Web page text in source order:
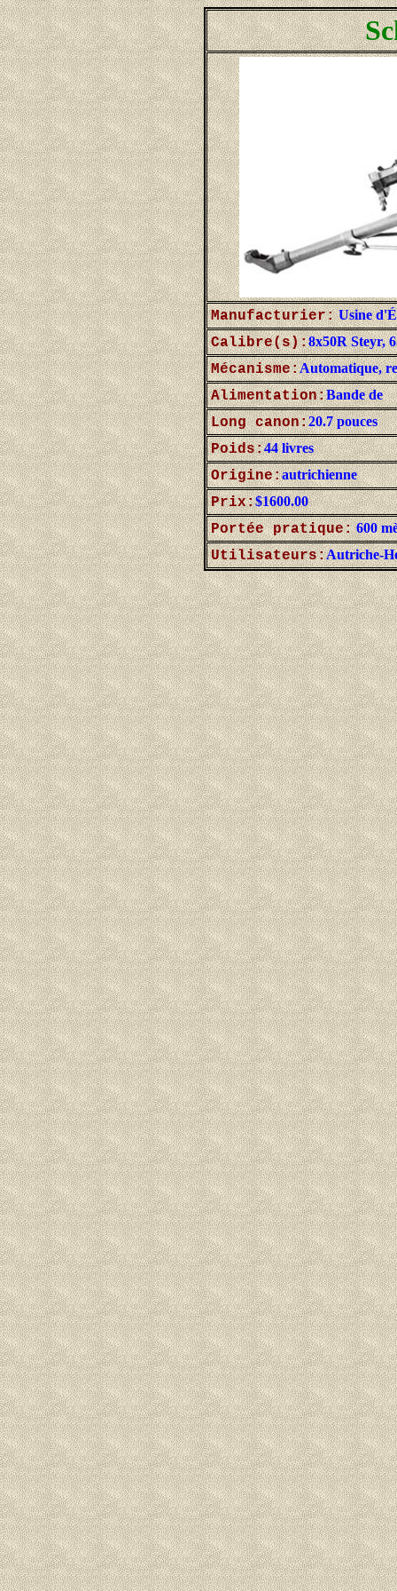
Manufacturier:Usine
Calibre(s):8x50R Steyr,
Mécanisme:Automatique,
Alimentation:Bande de
Long canon:20.7 pouces
Poids:44 livres
Origine:autrichienne
Prix:$1600.00
Portée pratique:600
Utilisateurs:Autriche-